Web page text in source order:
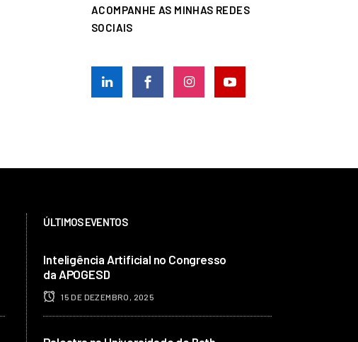
ACOMPANHE AS MINHAS REDES
SOCIAIS
ÚLTIMOS EVENTOS
Inteligência Artificial no Congresso
da APOGESD
15 DE DEZEMBRO, 2025